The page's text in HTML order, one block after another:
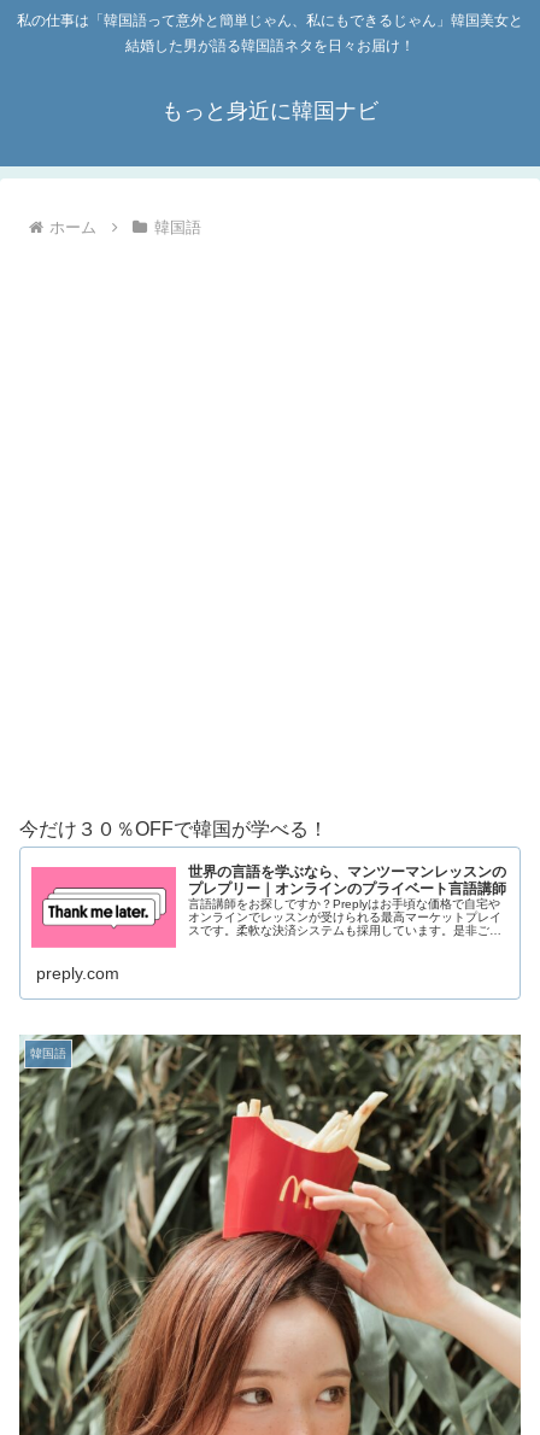
私の仕事は「韓国語って意外と簡単じゃん、私にもできるじゃん」韓国美女と
結婚した男が語る韓国語ネタを日々お届け！
もっと身近に韓国ナビ
ホーム 韓国語
今だけ３０％OFFで韓国が学べる！
世界の言語を学ぶなら、マンツーマンレッスンの
プレプリー｜オンラインのプライベート言語講師
言語講師をお探しですか？Preplyはお手頃な価格で自宅や
オンラインでレッスンが受けられる最高マーケットプレイ
スです。柔軟な決済システムも採用しています。是非ご参
preply.com
韓国語